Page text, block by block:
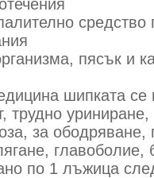
пясък и
шипката се
трудно
за ободряване,
главоболие,
по 1 лъжица